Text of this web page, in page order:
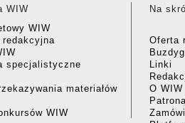
WIW
WIW
redakcyjna
specjalistyczne
materiałów
WIW
Na
Oferta
Linki
O WIW